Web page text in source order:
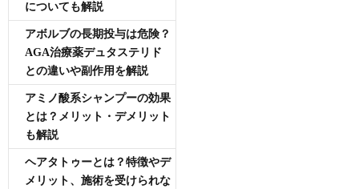
についても解説
アボルブの長期投与は危険？
AGA治療薬デュタステリド
との違いや副作用を解説
アミノ酸系シャンプーの効果
とは？メリット・デメリット
も解説
ヘアタトゥーとは？特徴やデ
メリット、施術を受けられな